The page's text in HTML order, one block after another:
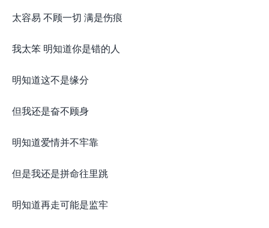
太容易 不顾一切 满是伤痕
我太笨 明知道你是错的人
明知道这不是缘分
但我还是奋不顾身
明知道爱情并不牢靠
但是我还是拼命往里跳
明知道再走可能是监牢